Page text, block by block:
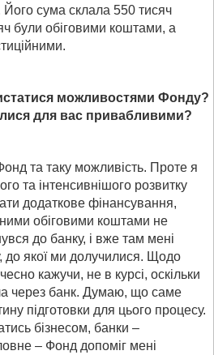
Його сума склала 550 тисяч
були обіговими коштами, а
можливостями Фонду?
для вас привабливими?
та таку можливість. Проте я
та інтенсивнішого розвитку
додаткове фінансування,
обіговими коштами не
до банку, і вже там мені
до якої ми долучилися. Щодо
кажучи, не в курсі, оскільки
через банк. Думаю, що саме
підготовки для цього процесу.
бізнесом, банки –
– Фонд допоміг мені